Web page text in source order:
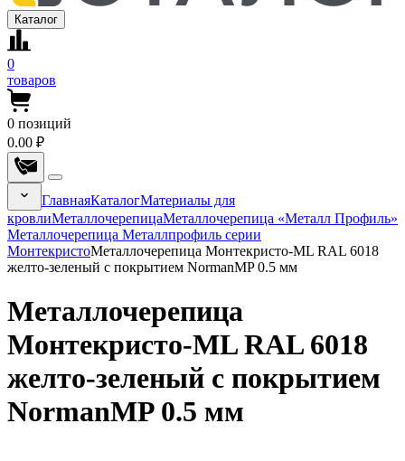
Каталог
0
товаров
0 позиций
0.00 ₽
ГлавнаяКаталогМатериалы для
кровлиМеталлочерепицаМеталлочерепица «Металл Профиль»
Металлочерепица Металлпрофиль серии
МонтекристоМеталлочерепица Монтекристо-ML RAL 6018
желто-зеленый с покрытием NormanMP 0.5 мм
Металлочерепица
Монтекристо-ML RAL 6018
желто-зеленый с покрытием
NormanMP 0.5 мм